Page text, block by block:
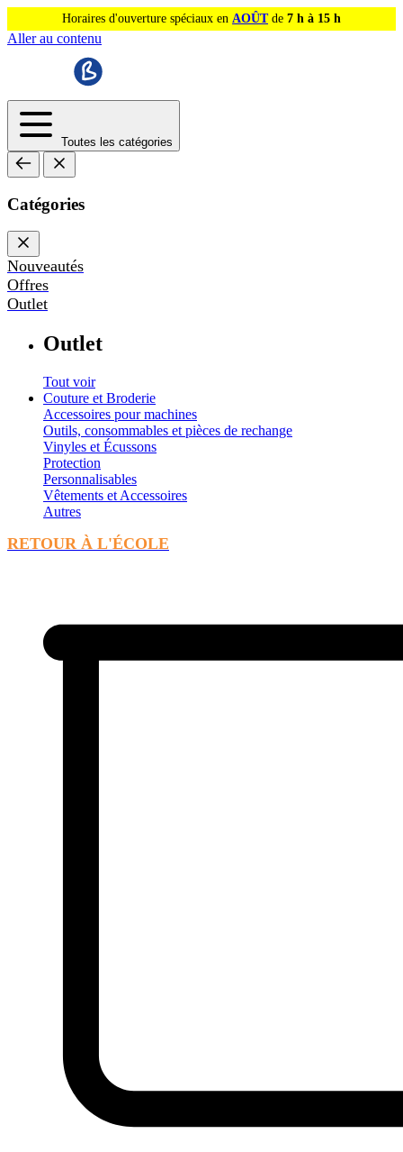
Horaires d'ouverture spéciaux en AOÛTde 7 h à 15 h
Aller au contenu
Toutes les catégories
Catégories
Nouveautés
Offres
Outlet
Outlet
Tout voir
Couture et Broderie
Accessoires pour machines
Outils, consommables et pièces de rechange
Vinyles et Écussons
Protection
Personnalisables
Vêtements et Accessoires
Autres
RETOUR À L'ÉCOLE